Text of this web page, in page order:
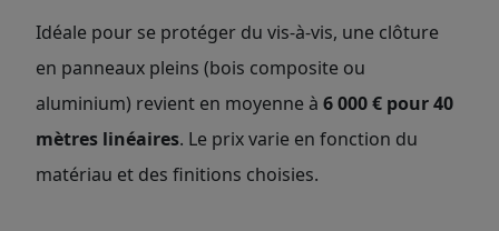
Idéale pour se protéger du vis-à-vis, une clôture
en panneaux pleins (bois composite ou
aluminium) revient en moyenne à 6 000 € pour 40
mètres linéaires. Le prix varie en fonction du
matériau et des finitions choisies.